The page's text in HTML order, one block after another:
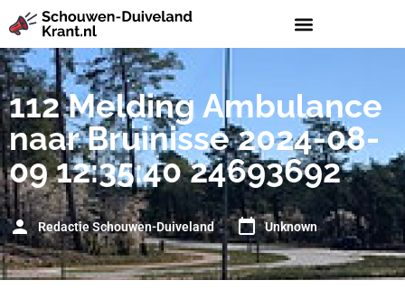
112 Melding Ambulance
naar Bruinisse 2024-08-
09 12:35:40 24693692
Redactie Schouwen-Duiveland Unknown